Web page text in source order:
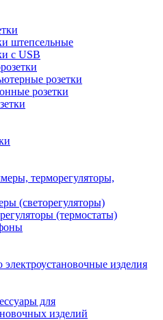
штепсельные
с USB
розетки
розетки
терморегуляторы,
(светорегуляторы)
(термостаты)
электроустановочные изделия
для
изделий